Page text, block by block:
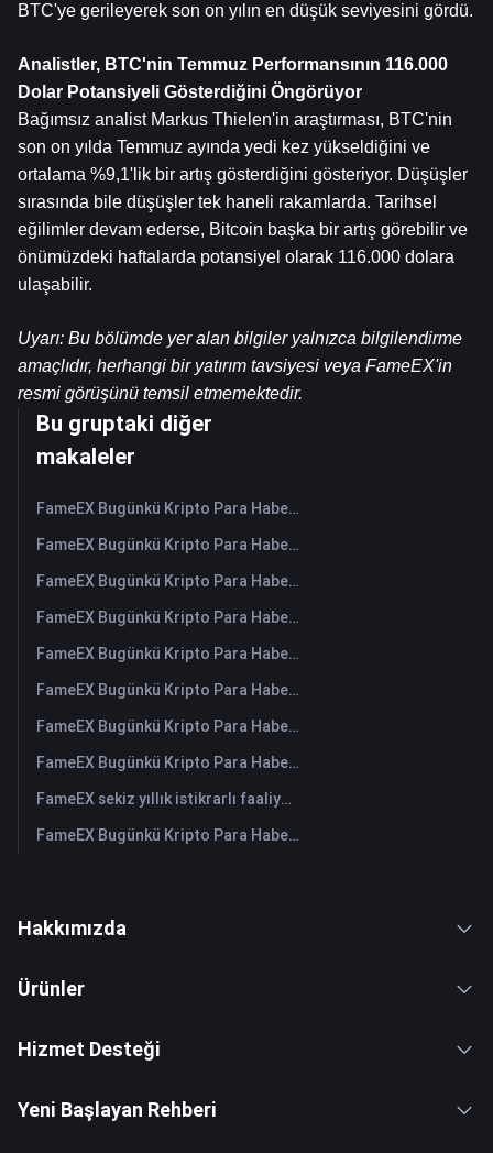
BTC'ye gerileyerek son on yılın en düşük seviyesini gördü.
Analistler, BTC'nin Temmuz Performansının 116.000
Dolar Potansiyeli Gösterdiğini Öngörüyor
Bağımsız analist Markus Thielen'in araştırması, BTC'nin
son on yılda Temmuz ayında yedi kez yükseldiğini ve
ortalama %9,1'lik bir artış gösterdiğini gösteriyor. Düşüşler
sırasında bile düşüşler tek haneli rakamlarda. Tarihsel
eğilimler devam ederse, Bitcoin başka bir artış görebilir ve
önümüzdeki haftalarda potansiyel olarak 116.000 dolara
ulaşabilir.
Uyarı: Bu bölümde yer alan bilgiler yalnızca bilgilendirme
amaçlıdır, herhangi bir yatırım tavsiyesi veya FameEX'in
resmi görüşünü temsil etmemektedir.
Bu gruptaki diğer
makaleler
FameEX Bugünkü Kripto Para Haberleri Özeti | 7 Ağustos 2026
FameEX Bugünkü Kripto Para Haberleri Özeti | 6 Ağustos 2026
FameEX Bugünkü Kripto Para Haberleri Özeti | 5 Ağustos 2026
FameEX Bugünkü Kripto Para Haberleri Özeti | 4 Ağustos 2026
FameEX Bugünkü Kripto Para Haberleri Özeti | 3 Ağustos 2026
FameEX Bugünkü Kripto Para Haberleri Özeti | 31 Temmuz 2026
FameEX Bugünkü Kripto Para Haberleri Özeti | 30 Temmuz 2026
FameEX Bugünkü Kripto Para Haberleri Özeti | 29 Temmuz 2026
FameEX sekiz yıllık istikrarlı faaliyetleri ve küresel büyümesiyle kullanıcı güvenini güçlendiriyor
FameEX Bugünkü Kripto Para Haberleri Özeti | 28 Temmuz 2026
Hakkımızda
Ürünler
Hizmet Desteği
Yeni Başlayan Rehberi